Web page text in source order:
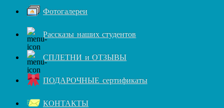
Фотогалереи
Рассказы наших студентов
СПЛЕТНИ и ОТЗЫВЫ
ПОДАРОЧНЫЕ сертификаты
КОНТАКТЫ